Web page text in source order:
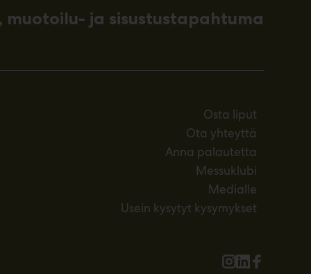
ja sisustustapahtuma
Osta liput
Ota yhteyttä
Anna palautetta
Messuklubi
Medialle
Usein kysytyt kysymykset